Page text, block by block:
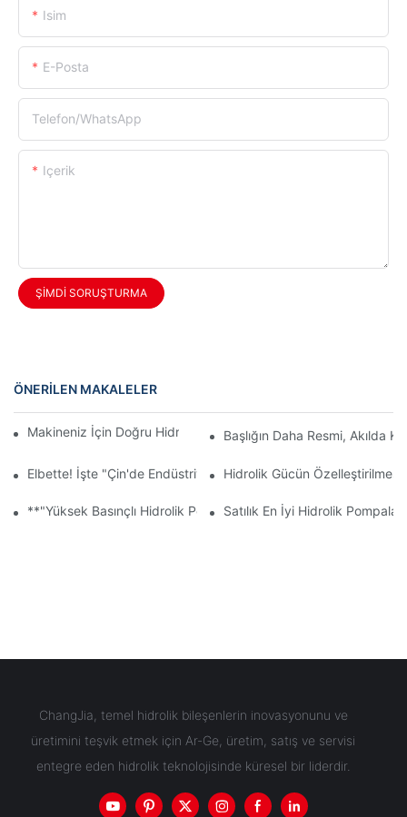
Isim
E-Posta
Telefon/WhatsApp
Içerik
ŞIMDI SORUŞTURMA
ÖNERILEN MAKALELER
Makineniz İçin Doğru Hidrolik Dişli Pompasını Seçmek
Başlığın Daha Resmi, Akılda
Elbette! İşte "Çin'de Endüstriyel Hidrolik Pompa Toptan Satışı"
Hidrolik Gücün
**"Yüksek Basınçlı Hidrolik Pompalar Endüstriyel Verimliliği Nasıl
Satılık En İyi Hidrolik
ChangJia, temel hidrolik bileşenlerin inovasyonunu ve
üretimini teşvik etmek için Ar-Ge, üretim, satış ve servisi
entegre eden hidrolik teknolojisinde küresel bir liderdir.